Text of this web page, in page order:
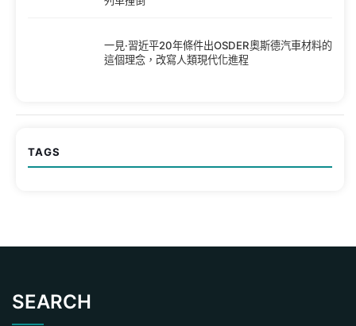
一見·習近平20年條件出OSDER奧斯德汽車材料的
這個理念，改寫人類現代化進程
TAGS
SEARCH